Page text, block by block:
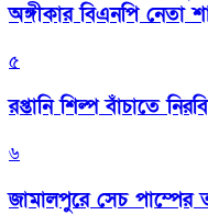
অঙ্গীকার বিএনপি নেতা
৫
রপ্তানি শিল্প বাঁচাতে
৬
জামালপুরে সেচ পাম্পের